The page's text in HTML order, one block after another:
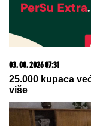
05. 08. 2026 06:45